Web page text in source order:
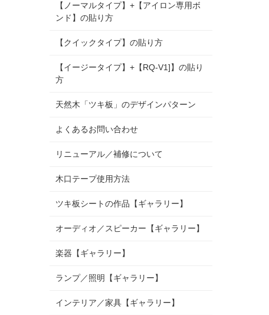
【ノーマルタイプ】+【アイロン専用ボ
ンド】の貼り方
【クイックタイプ】の貼り方
【イージータイプ】+【RQ-V1]】の貼り
方
天然木「ツキ板」のデザインパターン
よくあるお問い合わせ
リニューアル／補修について
木口テープ使用方法
ツキ板シートの作品【ギャラリー】
オーディオ／スピーカー【ギャラリー】
楽器【ギャラリー】
ランプ／照明【ギャラリー】
インテリア／家具【ギャラリー】